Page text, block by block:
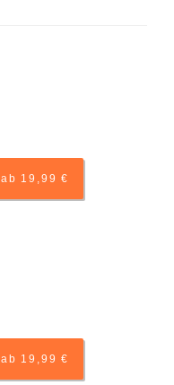
ab 19,99 €
ab 19,99 €